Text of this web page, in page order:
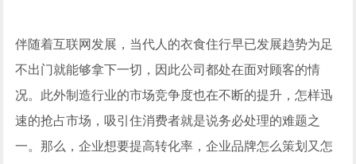
伴随着互联网发展，当代人的衣食住行早已发展趋势为足
不出门就能够拿下一切，因此公司都处在面对顾客的情
况。此外制造行业的市场竞争度也在不断的提升，怎样迅
速的抢占市场，吸引住消费者就是说务必处理的难题之
一。那么，企业想要提高转化率，企业品牌怎么策划又怎